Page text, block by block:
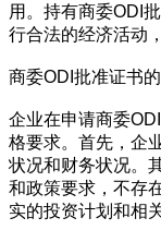
用。持有商委ODI
行合法的经济活动
商委ODI批准证书
企业在申请商委
格要求。首先，企
状况和财务状况。
和政策要求，不存
实的投资计划和相